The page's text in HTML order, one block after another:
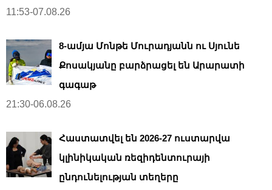
11:53-07.08.26
8-ամյա Մոնթե Մուրադյանն ու Սյունե
Քոսակյանը բարձրացել են Արարատի
գագաթ
21:30-06.08.26
Հաստատվել են 2026-27 ուստարվա
կլինիկական ռեզիդենտուրայի
ընդունելության տեղերը